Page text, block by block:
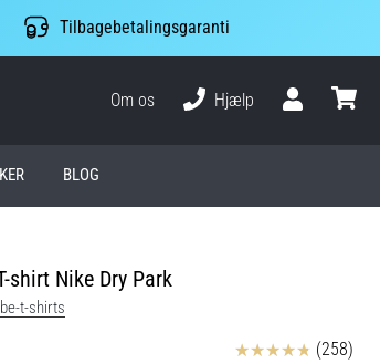
Tilbagebetalingsgaranti
Om os
Hjælp
BLOG
shirt Nike Dry Park
t-shirts
Anmeldelser (258)